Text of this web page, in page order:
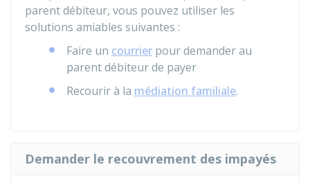
parent débiteur, vous pouvez utiliser les
solutions amiables suivantes :
Faire un courrier pour demander au
parent débiteur de payer
Recourir à la médiation familiale.
Demander le recouvrement des impayés